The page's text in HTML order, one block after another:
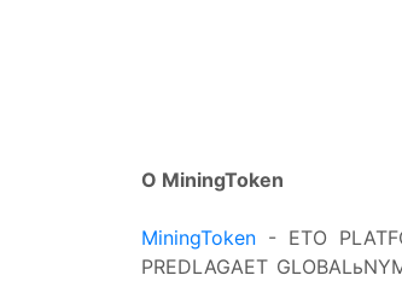
O MiningToken
MiningToken - ETO
PREDLAGAET